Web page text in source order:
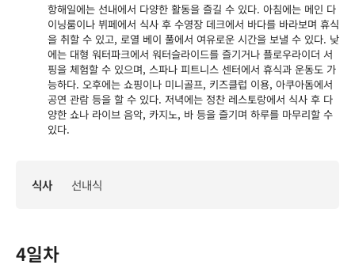
항해일에는 선내에서 다양한 활동을 즐길 수 있다. 아침에는 메인 다
이닝룸이나 뷔페에서 식사 후 수영장 데크에서 바다를 바라보며 휴식
을 취할 수 있고, 로열 베이 풀에서 여유로운 시간을 보낼 수 있다. 낮
에는 대형 워터파크에서 워터슬라이드를 즐기거나 플로우라이더 서
핑을 체험할 수 있으며, 스파나 피트니스 센터에서 휴식과 운동도 가
능하다. 오후에는 쇼핑이나 미니골프, 키즈클럽 이용, 아쿠아돔에서
공연 관람 등을 할 수 있다. 저녁에는 정찬 레스토랑에서 식사 후 다
양한 쇼나 라이브 음악, 카지노, 바 등을 즐기며 하루를 마무리할 수
있다.
식사 선내식
4일차